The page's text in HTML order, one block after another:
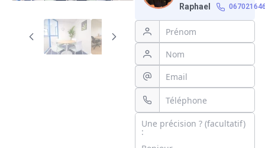
Raphael